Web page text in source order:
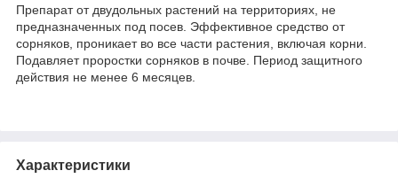
Препарат от двудольных растений на территориях, не
предназначенных под посев. Эффективное средство от
сорняков, проникает во все части растения, включая корни.
Подавляет проростки сорняков в почве. Период защитного
действия не менее 6 месяцев.
Характеристики